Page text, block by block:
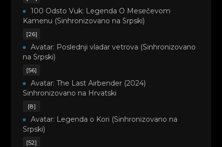
100 Odsto Vuk: Legenda O Mesečevom
Kamenu (Sinhronizovano na Srpski)
[26]
Avatar: Poslednji vladar vetrova (Sinhronizovano
na Srpski)
[56]
Avatar: The Last Airbender (2024)
Sinhronizovano na Hrvatski
[8]
Avatar: Legenda o Kori (Sinhronizovano na
Srpski)
[52]